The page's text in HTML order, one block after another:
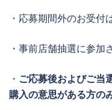
・応募期間外のお受付
・事前店舗抽選に参加
・ ご応募後およびご当
購入の意思がある方の